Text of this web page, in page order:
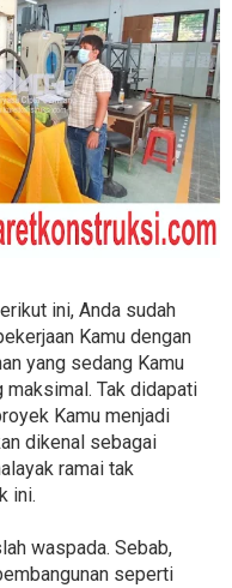
ini, Anda sudah
Kamu dengan
yang sedang Kamu
maksimal. Tak didapati
Kamu menjadi
dikenal sebagai
ramai tak
ini.
waspada. Sebab,
seperti